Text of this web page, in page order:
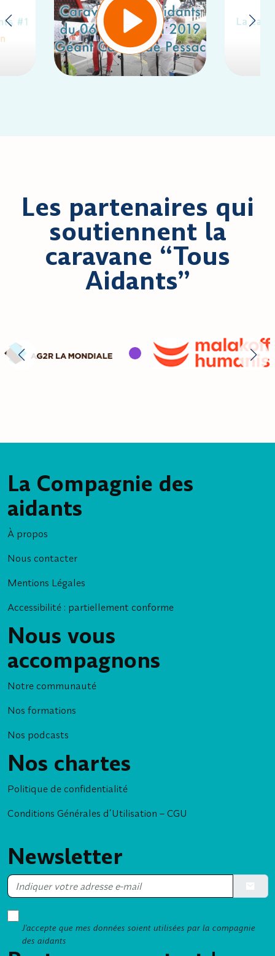
Les partenaires qui
soutiennent la
caravane “Tous
Aidants”
La Compagnie des
aidants
À propos
Nous contacter
Mentions Légales
Accessibilité : partiellement conforme
Nous vous
accompagnons
Notre communauté
Nos formations
Nos podcasts
Nos chartes
Politique de confidentialité
Conditions Générales d’Utilisation – CGU
Newsletter
J’accepte que mes données soient utilisées par la compagnie
des aidants